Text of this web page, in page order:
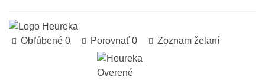
Obľúbené 0 Porovnať 0 Zoznam želaní